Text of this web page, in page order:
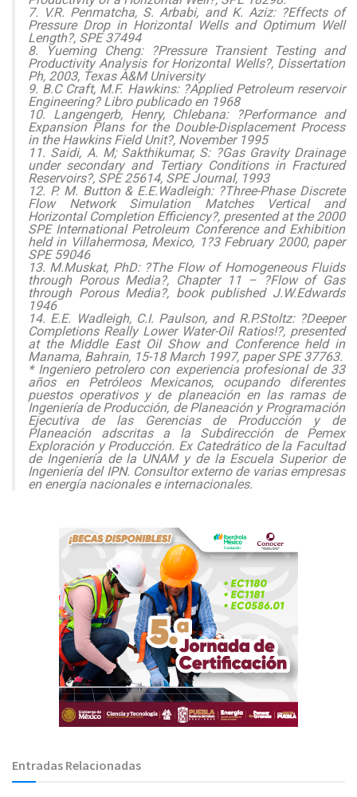
7. V.R. Penmatcha, S. Arbabi, and K. Aziz: ?Effects of
Pressure Drop in Horizontal Wells and Optimum Well
Length?, SPE 37494
8. Yueming Cheng: ?Pressure Transient Testing and
Productivity Analysis for Horizontal Wells?, Dissertation
Ph, 2003, Texas A&M University
9. B.C Craft, M.F. Hawkins: ?Applied Petroleum reservoir
Engineering? Libro publicado en 1968
10. Langengerb, Henry, Chlebana: ?Performance and
Expansion Plans for the Double-Displacement Process
in the Hawkins Field Unit?, November 1995
11. Saidi, A. M; Sakthikumar, S: ?Gas Gravity Drainage
under secondary and Tertiary Conditions in Fractured
Reservoirs?, SPE 25614, SPE Journal, 1993
12. P. M. Button & E.E.Wadleigh: ?Three-Phase Discrete
Flow Network Simulation Matches Vertical and
Horizontal Completion Efficiency?, presented at the 2000
SPE International Petroleum Conference and Exhibition
held in Villahermosa, Mexico, 1?3 February 2000, paper
SPE 59046
13. M.Muskat, PhD: ?The Flow of Homogeneous Fluids
through Porous Media?, Chapter 11 – ?Flow of Gas
through Porous Media?, book published J.W.Edwards
1946
14. E.E. Wadleigh, C.I. Paulson, and R.P.Stoltz: ?Deeper
Completions Really Lower Water-Oil Ratios!?, presented
at the Middle East Oil Show and Conference held in
Manama, Bahrain, 15-18 March 1997, paper SPE 37763.
*Ingeniero petrolero con experiencia profesional de 33
años en Petróleos Mexicanos, ocupando diferentes
puestos operativos y de planeación en las ramas de
Ingeniería de Producción, de Planeación y Programación
Ejecutiva de las Gerencias de Producción y de
Planeación adscritas a la Subdirección de Pemex
Exploración y Producción. Ex Catedrático de la Facultad
de Ingeniería de la UNAM y de la Escuela Superior de
Ingeniería del IPN. Consultor externo de varias empresas
en energía nacionales e internacionales.
Entradas Relacionadas